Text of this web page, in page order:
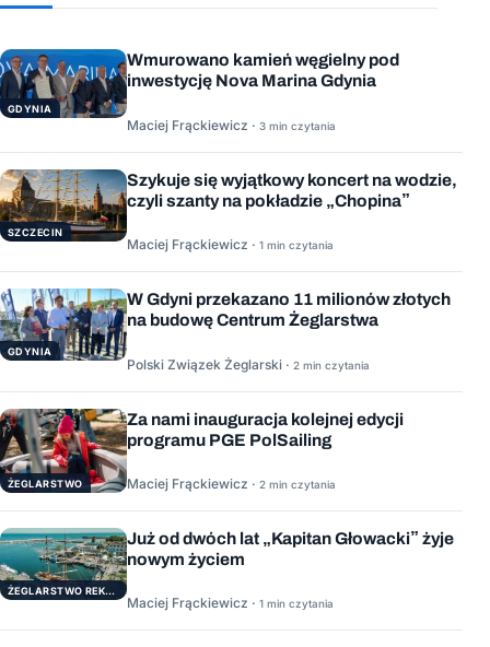
GDYNIA
Wmurowano kamień węgielny pod
inwestycję Nova Marina Gdynia
Maciej Frąckiewicz · 3 min czytania
SZCZECIN
Szykuje się wyjątkowy koncert na wodzie,
czyli szanty na pokładzie „Chopina”
Maciej Frąckiewicz · 1 min czytania
GDYNIA
W Gdyni przekazano 11 milionów złotych
na budowę Centrum Żeglarstwa
Polski Związek Żeglarski · 2 min czytania
ŻEGLARSTWO
Za nami inauguracja kolejnej edycji
programu PGE PolSailing
Maciej Frąckiewicz · 2 min czytania
ŻEGLARSTWO REKERACYJNE
Już od dwóch lat „Kapitan Głowacki” żyje
nowym życiem
Maciej Frąckiewicz · 1 min czytania